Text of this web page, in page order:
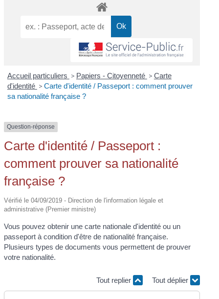
Accueil particuliers > Papiers - Citoyenneté > Carte
d'identité > Carte d'identité / Passeport : comment prouver
sa nationalité française ?
Question-réponse
Carte d'identité / Passeport :
comment prouver sa nationalité
française ?
Vérifié le 04/09/2019 - Direction de l'information légale et
administrative (Premier ministre)
Vous pouvez obtenir une carte nationale d'identité ou un
passeport à condition d'être de nationalité française.
Plusieurs types de documents vous permettent de prouver
votre nationalité.
Tout replier Tout déplier